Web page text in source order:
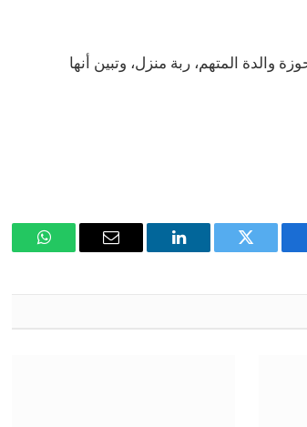
المتهم، ربة منزل، وتبين أنها
تويتر لينكدإن
البريد
واتساب